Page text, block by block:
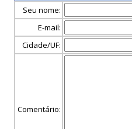
Seu nome:
E-mail:
Cidade/UF:
Comentário: